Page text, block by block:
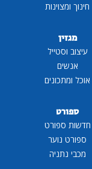
חינוך ומצוינות
מגזין
עיצוב וסטייל
אנשים
אוכל ומתכונים
ספורט
חדשות ספורט
ספורט נוער
מכבי נתניה